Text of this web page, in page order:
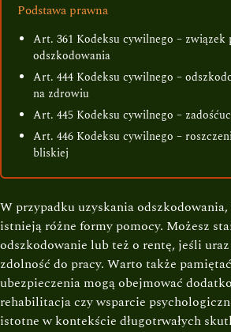
Podstawa prawna
Art. 361 Kodeksu cywilnego – związek
odszkodowania
Art. 444 Kodeksu cywilnego –
na zdrowiu
Art. 445 Kodeksu cywilnego –
Art. 446 Kodeksu cywilnego –
bliskiej
W przypadku uzyskania
istnieją różne formy pomocy. Możesz
odszkodowanie lub też o rentę, jeśli uraz
zdolność do pracy. Warto także
ubezpieczenia mogą obejmować
rehabilitacja czy wsparcie
istotne w kontekście długotrwałych